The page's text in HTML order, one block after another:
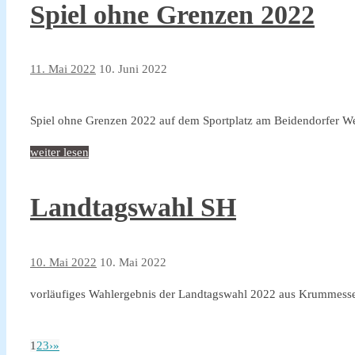
Spiel ohne Grenzen 2022
11. Mai 2022 10. Juni 2022
Spiel ohne Grenzen 2022 auf dem Sportplatz am Beidendorfer
weiter lesen
Landtagswahl SH
10. Mai 2022 10. Mai 2022
vorläufiges Wahlergebnis der Landtagswahl 2022 aus
1 23›»